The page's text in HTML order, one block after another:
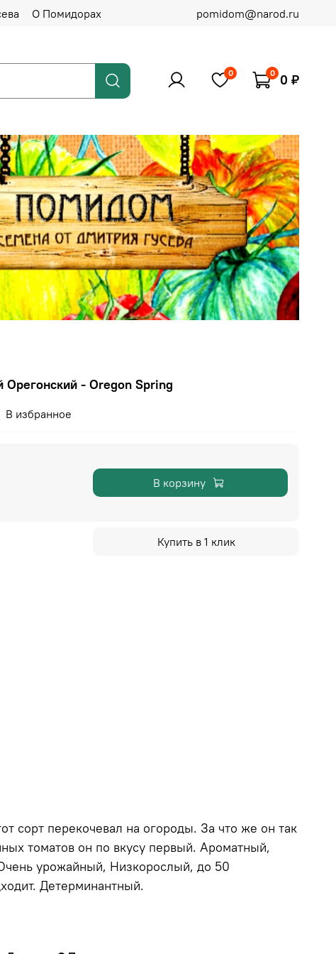
О Помидорах pomidom@narod.ru
0 0 0 ₽
- Oregon Spring
В избранное
В корзину
Купить в 1 клик
сорт перекочевал на огороды. За что же он так
томатов он по вкусу первый. Ароматный,
урожайный, Низкорослый, до 50
Детерминантный.